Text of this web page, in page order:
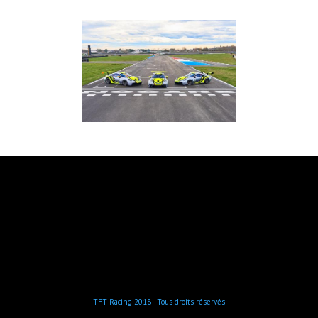
TFT Racing 2018 - Tous droits réservés